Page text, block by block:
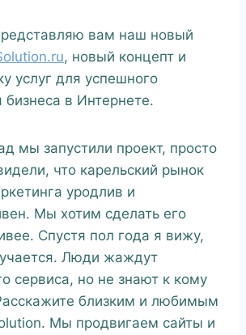
вам наш новый
, новый концепт и
услуг для успешного
в Интернете.
мы запустили проект, просто
что карельский рынок
уродлив и
Мы хотим сделать его
Спустя пол года я вижу,
Люди жаждут
сервиса, но не знают к кому
близким и любимым
Мы продвигаем сайты и